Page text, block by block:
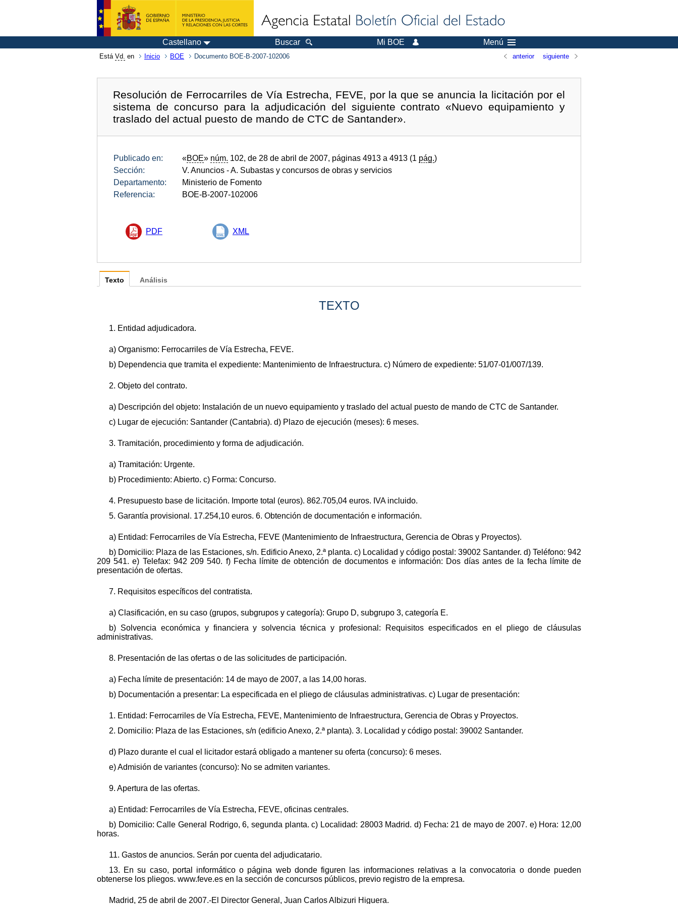
Castellano Buscar Mi BOE Menú
Está Vd. en Inicio BOE Documento BOE-B-2007-102006 anterior siguiente
Resolución de Ferrocarriles de Vía Estrecha, FEVE, por la que se anuncia la licitación por el
sistema de concurso para la adjudicación del siguiente contrato «Nuevo equipamiento y
traslado del actual puesto de mando de CTC de Santander».
Publicado en: «BOE» núm. 102, de 28 de abril de 2007, páginas 4913 a 4913 (1 pág.)
Sección:
V. Anuncios - A. Subastas y concursos de obras y servicios
Departamento:
Ministerio de Fomento
Referencia:
BOE-B-2007-102006
PDF XML
Texto
TEXTO
1. Entidad adjudicadora.
a) Organismo: Ferrocarriles de Vía Estrecha, FEVE.
b) Dependencia que tramita el expediente: Mantenimiento de Infraestructura. c) Número de expediente: 51/07-01/007/139.
2. Objeto del contrato.
a) Descripción del objeto: Instalación de un nuevo equipamiento y traslado del actual puesto de mando de CTC de Santander.
c) Lugar de ejecución: Santander (Cantabria). d) Plazo de ejecución (meses): 6 meses.
3. Tramitación, procedimiento y forma de adjudicación.
a) Tramitación: Urgente.
b) Procedimiento: Abierto. c) Forma: Concurso.
4. Presupuesto base de licitación. Importe total (euros). 862.705,04 euros. IVA incluido.
5. Garantía provisional. 17.254,10 euros. 6. Obtención de documentación e información.
a) Entidad: Ferrocarriles de Vía Estrecha, FEVE (Mantenimiento de Infraestructura, Gerencia de Obras y Proyectos).
b) Domicilio: Plaza de las Estaciones, s/n. Edificio Anexo, 2.ª planta. c) Localidad y código postal: 39002 Santander. d) Teléfono: 942
209 541. e) Telefax: 942 209 540. f) Fecha límite de obtención de documentos e información: Dos días antes de la fecha límite de
presentación de ofertas.
7. Requisitos específicos del contratista.
a) Clasificación, en su caso (grupos, subgrupos y categoría): Grupo D, subgrupo 3, categoría E.
b) Solvencia económica y financiera y solvencia técnica y profesional: Requisitos especificados en el pliego de cláusulas
administrativas.
8. Presentación de las ofertas o de las solicitudes de participación.
a) Fecha límite de presentación: 14 de mayo de 2007, a las 14,00 horas.
b) Documentación a presentar: La especificada en el pliego de cláusulas administrativas. c) Lugar de presentación:
1. Entidad: Ferrocarriles de Vía Estrecha, FEVE, Mantenimiento de Infraestructura, Gerencia de Obras y Proyectos.
2. Domicilio: Plaza de las Estaciones, s/n (edificio Anexo, 2.ª planta). 3. Localidad y código postal: 39002 Santander.
d) Plazo durante el cual el licitador estará obligado a mantener su oferta (concurso): 6 meses.
e) Admisión de variantes (concurso): No se admiten variantes.
9. Apertura de las ofertas.
a) Entidad: Ferrocarriles de Vía Estrecha, FEVE, oficinas centrales.
b) Domicilio: Calle General Rodrigo, 6, segunda planta. c) Localidad: 28003 Madrid. d) Fecha: 21 de mayo de 2007. e) Hora: 12,00
horas.
11. Gastos de anuncios. Serán por cuenta del adjudicatario.
13. En su caso, portal informático o página web donde figuren las informaciones relativas a la convocatoria o donde pueden
obtenerse los pliegos. www.feve.es en la sección de concursos públicos, previo registro de la empresa.
Madrid, 25 de abril de 2007.-El Director General, Juan Carlos Albizuri Higuera.
Análisis